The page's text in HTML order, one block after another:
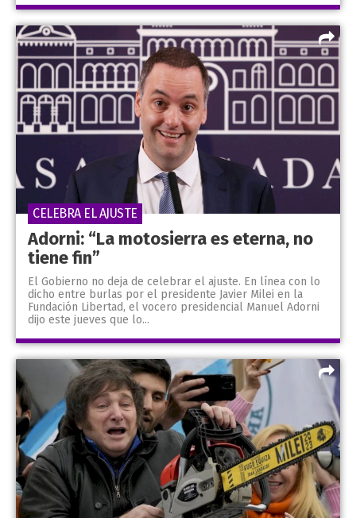
Adorni: “La motosierra es eterna, no
tiene fin”
El Gobierno no deja de celebrar el ajuste. En línea con lo
dicho entre burlas por el presidente Javier Milei en la
Fundación Libertad, el vocero presidencial Manuel Adorni
dijo este jueves que lo...
CELEBRA EL AJUSTE